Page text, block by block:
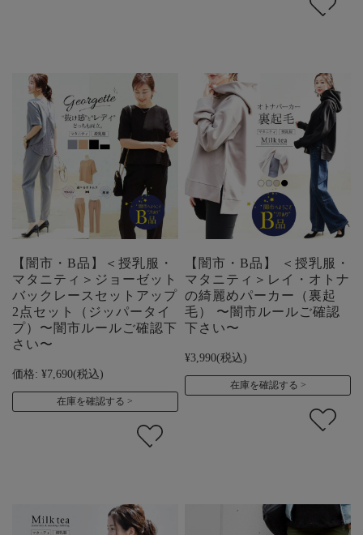
【闇市・B品】＜授乳服・
マタニティ＞ジョーゼット
バックレースセットアップ
2点セット（ジッパータイ
プ）〜闇市ルールご確認下
さい〜
価格: ¥7,690(税込)
在庫を確認する
【闇市・B品】 ＜授乳服・
マタニティ＞レイ・オトナ
の綺麗めパーカー（裏起
毛） 〜闇市ルールご確認
下さい〜
¥3,990(税込)
在庫を確認する